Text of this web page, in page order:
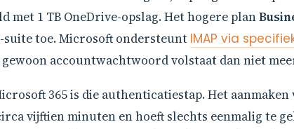
met 1 TB OneDrive-opslag. Het hogere plan
suite toe. Microsoft ondersteunt IMAP via
accountwachtwoord volstaat dan niet
365 is die authenticatiestap. Het
vijftien minuten en hoeft slechts eenmalig te